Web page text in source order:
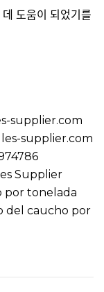
도움이 되었기를
supplier.com
supplier.com
Supplier
por tonelada
del caucho por